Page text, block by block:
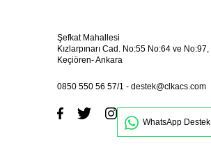
Şefkat Mahallesi
Kızlarpınarı Cad. No:55 No:64 ve No:97,
Keçiören- Ankara
0850 550 56 57/1 - destek@clkacs.com
WhatsApp Destek